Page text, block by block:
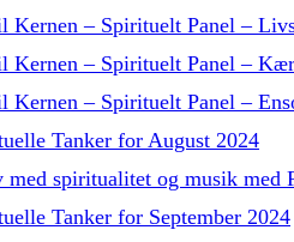
Kernen – Spirituelt Panel –
Kernen – Spirituelt Panel –
Kernen – Spirituelt Panel –
Tanker for August 2024
med spiritualitet og musik med
Tanker for September 2024